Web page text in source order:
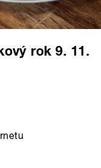
rok 9. 11.